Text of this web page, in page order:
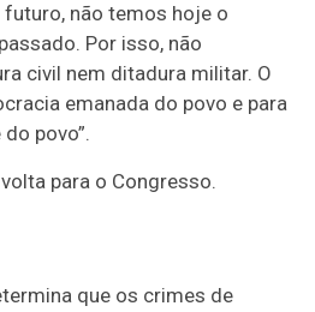
não temos hoje o
Por isso, não
civil nem ditadura militar. O
emanada do povo e para
povo”.
para o Congresso.
que os crimes de